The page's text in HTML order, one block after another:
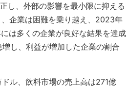
し、外部の影響を最小限に抑える
企業は困難を乗り越え、2023年
は多くの企業が良好な結果を達成
し、利益が増加した企業の割合
ル、飲料市場の売上高は271億